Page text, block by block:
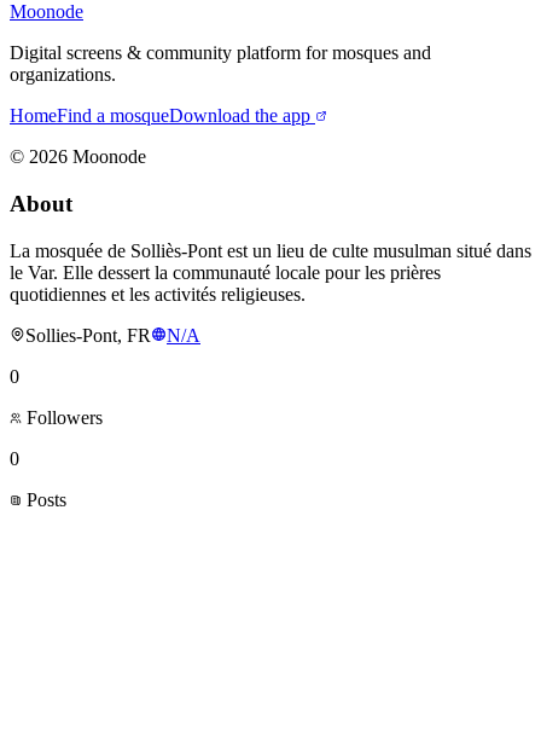
Moonode
Digital screens & community platform for mosques and
organizations.
HomeFind a mosqueDownload the app
© 2026 Moonode
About
La mosquée de Solliès-Pont est un lieu de culte musulman situé dans
le Var. Elle dessert la communauté locale pour les prières
quotidiennes et les activités religieuses.
Sollies-Pont, FR
N/A
0
Followers
0
Posts